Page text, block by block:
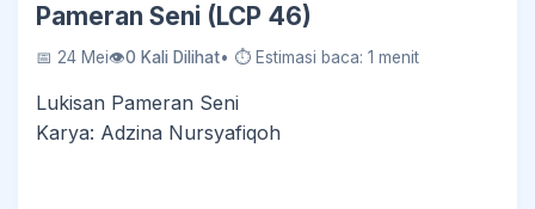
Pameran Seni (LCP 46)
📅 24 Mei👁0 Kali Dilihat• ⏱ Estimasi baca: 1 menit
Lukisan Pameran Seni
Karya: Adzina Nursyafiqoh